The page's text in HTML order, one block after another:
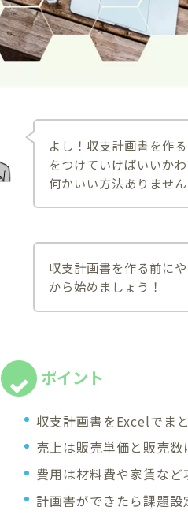
よし！収支計画書を作
をつけていけばいいか
何かいい方法ありません
収支計画書を作る前に
から始めましょう！
収支計画書をExcelでま
売上は販売単価と販売数
費用は材料費や家賃な
計画書ができたら課題設